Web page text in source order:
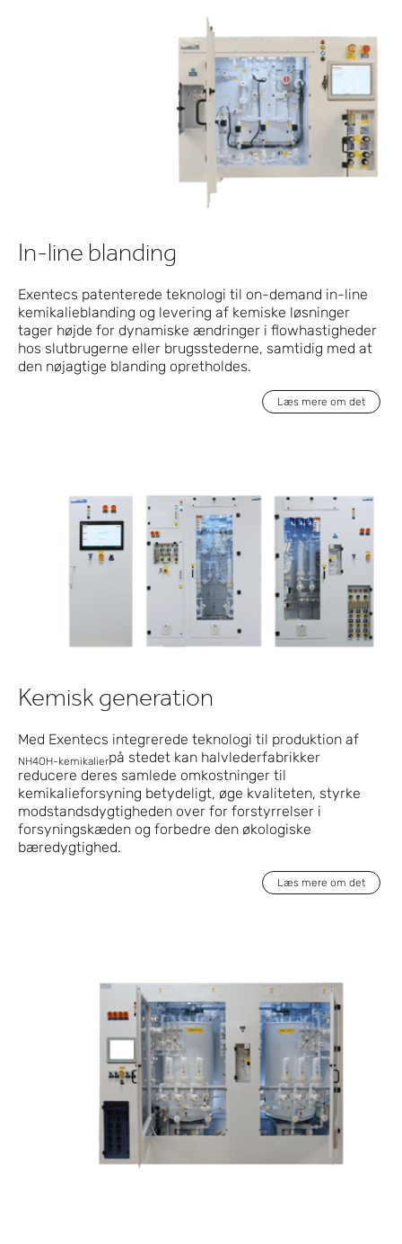
In-line blanding
Exentecs patenterede teknologi til on-demand in-line
kemikalieblanding og levering af kemiske løsninger
tager højde for dynamiske ændringer i flowhastigheder
hos slutbrugerne eller brugsstederne, samtidig med at
den nøjagtige blanding opretholdes.
Læs mere om det
Kemisk generation
Med Exentecs integrerede teknologi til produktion af
NH4OH-kemikalierpå stedet kan halvlederfabrikker
reducere deres samlede omkostninger til
kemikalieforsyning betydeligt, øge kvaliteten, styrke
modstandsdygtigheden over for forstyrrelser i
forsyningskæden og forbedre den økologiske
bæredygtighed.
Læs mere om det